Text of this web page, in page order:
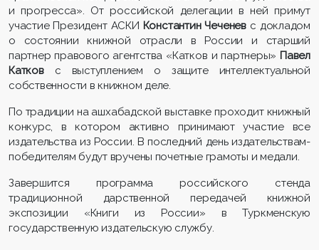
и прогресса». От российской делегации в ней примут
участие Президент АСКИ Константин Чеченев с докладом
о состоянии книжной отрасли в России и старший
партнер правового агентства «Катков и партнеры» Павел
Катков с выступлением о защите интеллектуальной
собственности в книжном деле.
По традиции на ашхабадской выставке проходит книжный
конкурс, в котором активно принимают участие все
издательства из России. В последний день издательствам-
победителям будут вручены почетные грамоты и медали.
Завершится программа российского стенда
традиционной дарственной передачей книжной
экспозиции «Книги из России» в Туркменскую
государственную издательскую службу.